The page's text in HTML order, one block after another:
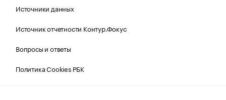
Источники данных
Источник отчетности Контур.Фокус
Вопросы и ответы
Политика Cookies РБК